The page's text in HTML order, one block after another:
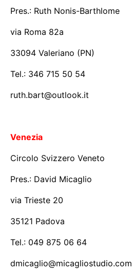
Pres.: Ruth Nonis-Barthlome
via Roma 82a
33094 Valeriano (PN)
Tel.: 346 715 50 54
ruth.bart@outlook.it
Venezia
Circolo Svizzero Veneto
Pres.: David Micaglio
via Trieste 20
35121 Padova
Tel.: 049 875 06 64
dmicaglio@micagliostudio.com